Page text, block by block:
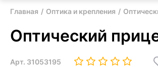
Главная Оптика и крепления
Оптический
Арт. 31053195